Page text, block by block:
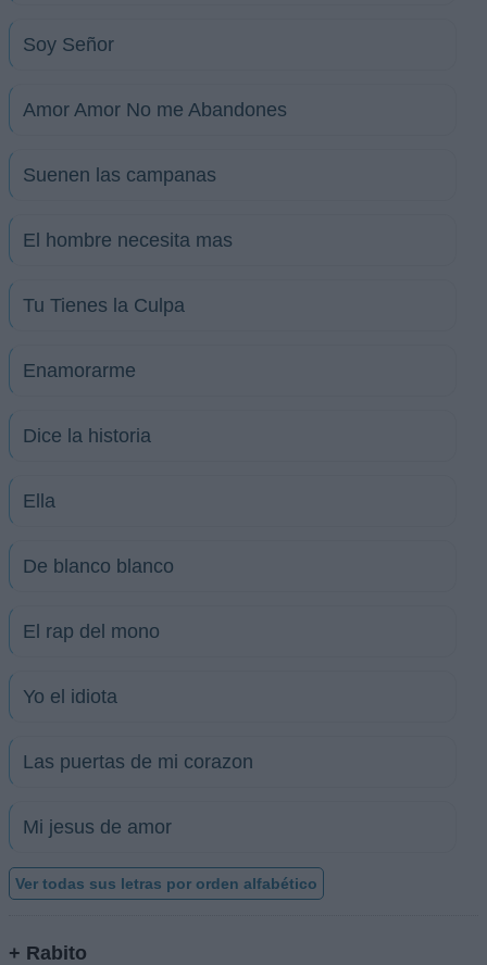
Soy Señor
Amor Amor No me Abandones
Suenen las campanas
El hombre necesita mas
Tu Tienes la Culpa
Enamorarme
Dice la historia
Ella
De blanco blanco
El rap del mono
Yo el idiota
Las puertas de mi corazon
Mi jesus de amor
Ver todas sus letras por orden alfabético
+ Rabito